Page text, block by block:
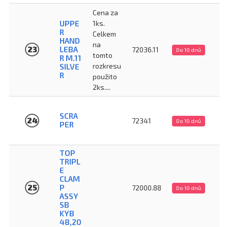
23
UPPE
R
HAND
LEBA
R M.11
SILVE
R
Cena za
1ks.
Celkem
na
tomto
rozkresu
použito
2ks....
72036.11 Do 10 dnů
24
SCRA
PER
72341 Do 10 dnů
25
TOP
TRIPL
E
CLAM
P
ASSY
SB
KYB
48,20
72000.88 Do 10 dnů